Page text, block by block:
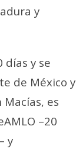
y
días y se
de México y
es
–20
y